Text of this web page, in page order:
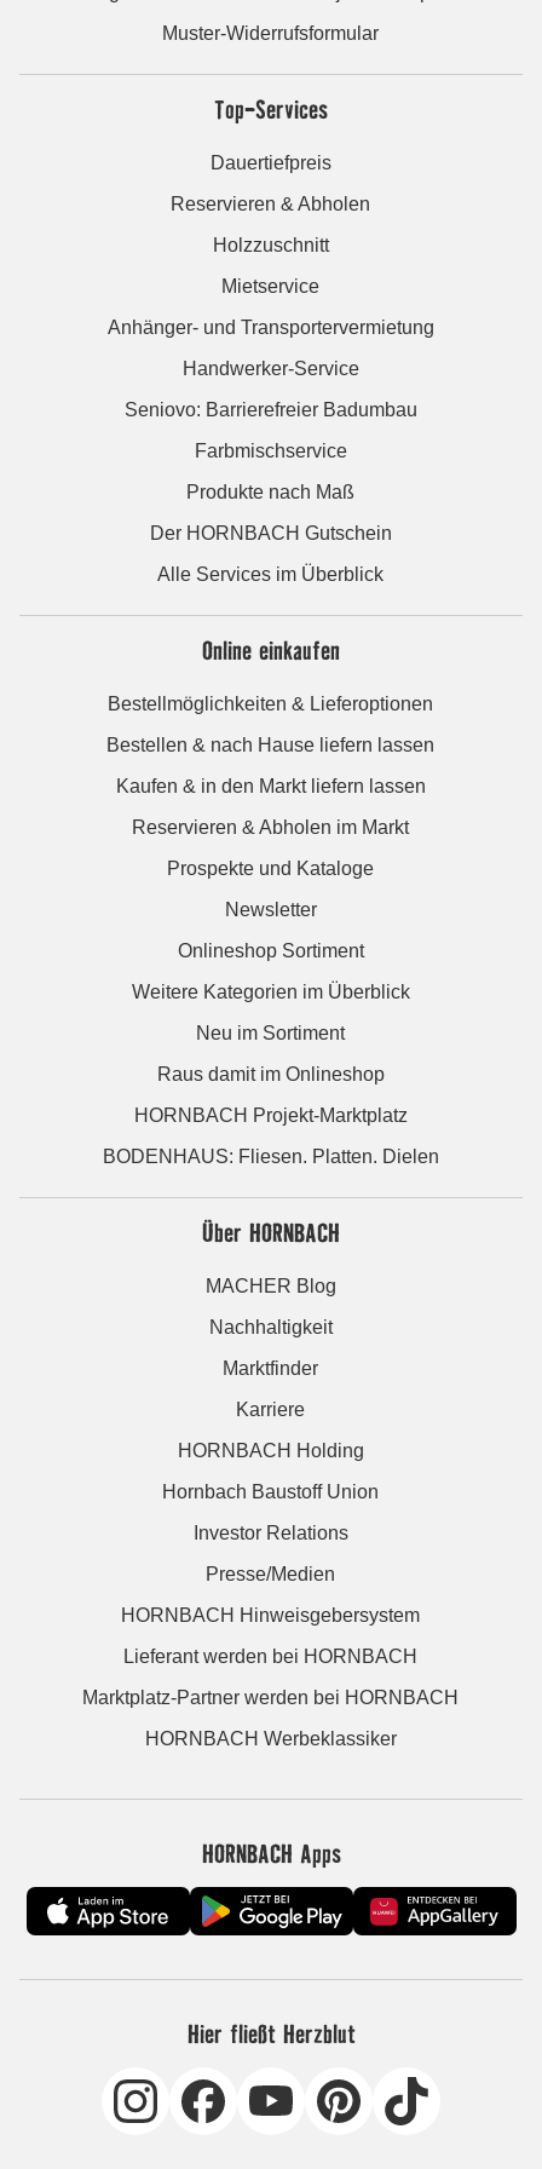
Muster-Widerrufsformular
Top-Services
Dauertiefpreis
Reservieren & Abholen
Holzzuschnitt
Mietservice
Anhänger- und Transportervermietung
Handwerker-Service
Seniovo: Barrierefreier Badumbau
Farbmischservice
Produkte nach Maß
Der HORNBACH Gutschein
Alle Services im Überblick
Online einkaufen
Bestellmöglichkeiten & Lieferoptionen
Bestellen & nach Hause liefern lassen
Kaufen & in den Markt liefern lassen
Reservieren & Abholen im Markt
Prospekte und Kataloge
Newsletter
Onlineshop Sortiment
Weitere Kategorien im Überblick
Neu im Sortiment
Raus damit im Onlineshop
HORNBACH Projekt-Marktplatz
BODENHAUS: Fliesen. Platten. Dielen
Über HORNBACH
MACHER Blog
Nachhaltigkeit
Marktfinder
Karriere
HORNBACH Holding
Hornbach Baustoff Union
Investor Relations
Presse/Medien
HORNBACH Hinweisgebersystem
Lieferant werden bei HORNBACH
Marktplatz-Partner werden bei HORNBACH
HORNBACH Werbeklassiker
HORNBACH Apps
Hier fließt Herzblut